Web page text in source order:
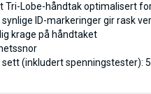
Tri-Lobe-håndtak optimalisert
ID-markeringer gir rask
krage på håndtaket
(inkludert spenningstester):